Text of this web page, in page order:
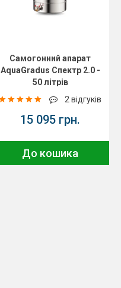
Самогонний апарат
AquaGradus Спектр 2.0 -
50 літрів
2 відгуків
15 095 грн.
До кошика